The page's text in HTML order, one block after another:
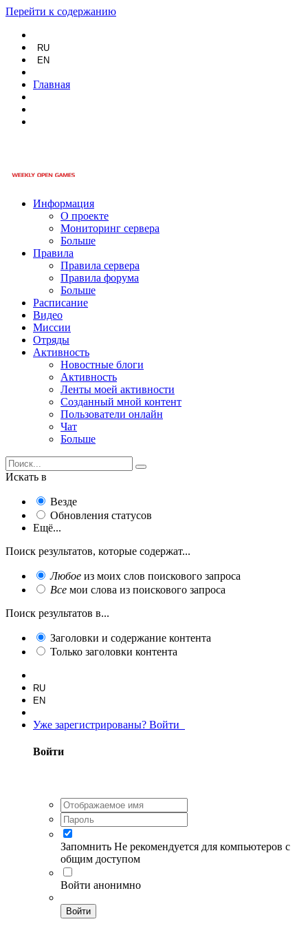
Перейти к содержанию
RU
EN
Главная
Информация
О проекте
Мониторинг сервера
Больше
Правила
Правила сервера
Правила форума
Больше
Расписание
Видео
Миссии
Отряды
Активность
Новостные блоги
Активность
Ленты моей активности
Созданный мной контент
Пользователи онлайн
Чат
Больше
Искать в
Везде
Обновления статусов
Ещё...
Поиск результатов, которые содержат...
Любое из моих слов поискового запроса
Все мои слова из поискового запроса
Поиск результатов в...
Заголовки и содержание контента
Только заголовки контента
RU
EN
Уже зарегистрированы? Войти
Войти
Запомнить Не рекомендуется для компьютеров с
общим доступом
Войти анонимно
Войти